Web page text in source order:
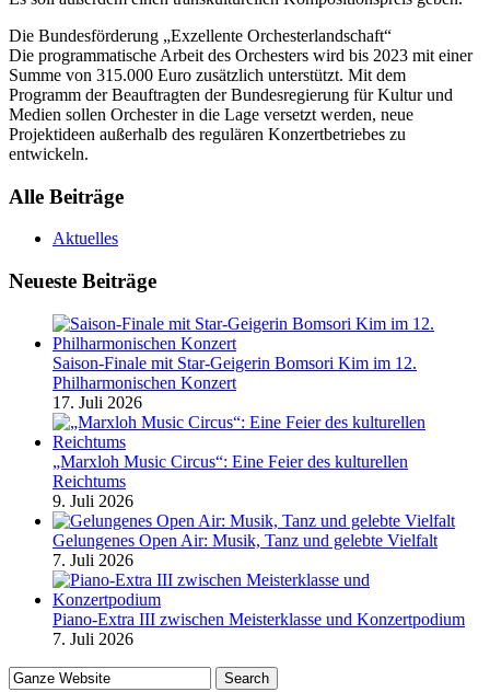
Die Bundesförderung „Exzellente Orchesterlandschaft“
Die programmatische Arbeit des Orchesters wird bis 2023 mit einer
Summe von 315.000 Euro zusätzlich unterstützt. Mit dem
Programm der Beauftragten der Bundesregierung für Kultur und
Medien sollen Orchester in die Lage versetzt werden, neue
Projektideen außerhalb des regulären Konzertbetriebes zu
entwickeln.
Alle Beiträge
Aktuelles
Neueste Beiträge
Saison-Finale mit Star-Geigerin Bomsori Kim im 12.
Philharmonischen Konzert
17. Juli 2026
„Marxloh Music Circus“: Eine Feier des kulturellen
Reichtums
9. Juli 2026
Gelungenes Open Air: Musik, Tanz und gelebte Vielfalt
7. Juli 2026
Piano-Extra III zwischen Meisterklasse und Konzertpodium
7. Juli 2026